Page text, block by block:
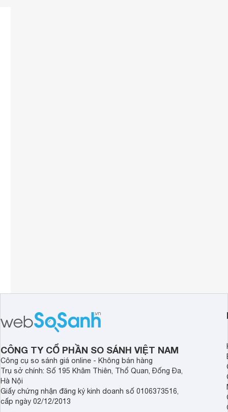
CÔNG TY CỔ PHẦN SO SÁNH VIỆT NAM
Công cụ so sánh giá online - Không bán hàng
Trụ sở chính: Số 195 Khâm Thiên, Thổ Quan, Đống Đa,
Hà Nội
Giấy chứng nhận đăng ký kinh doanh số 0106373516,
cấp ngày 02/12/2013